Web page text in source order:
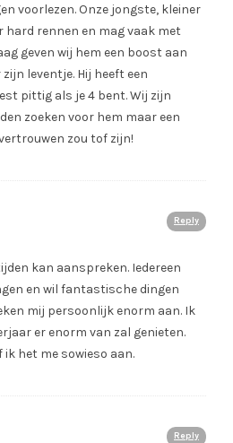
voorlezen. Onze jongste, kleiner
hard rennen en mag vaak met
geven wij hem een boost aan
leventje. Hij heeft een
pittig als je 4 bent. Wij zijn
zoeken voor hem maar een
zou tof zijn!
Reply
kan aanspreken. Iedereen
en wil fantastische dingen
mij persoonlijk enorm aan. Ik
er enorm van zal genieten.
het me sowieso aan.
Reply